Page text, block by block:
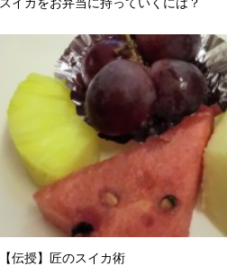
【伝授】匠のスイカ術